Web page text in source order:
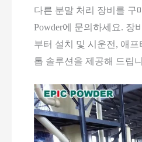
다른 분말 처리 장비를 구
Powder에 문의하세요. 장
부터 설치 및 시운전, 애
톱 솔루션을 제공해 드립